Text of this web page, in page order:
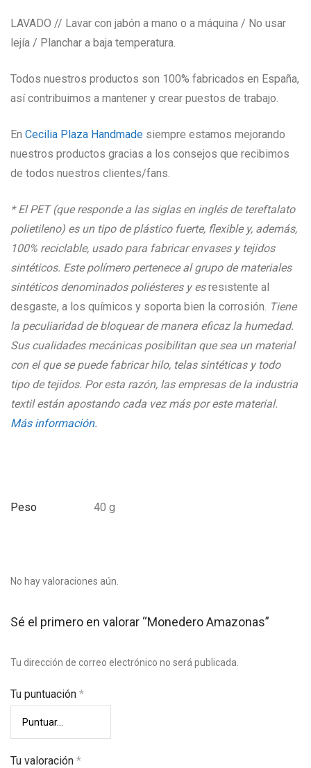
LAVADO // Lavar con jabón a mano o a máquina / No usar
lejía / Planchar a baja temperatura.
Todos nuestros productos son 100% fabricados en España,
así contribuimos a mantener y crear puestos de trabajo.
En Cecilia Plaza Handmade siempre estamos mejorando
nuestros productos gracias a los consejos que recibimos
de todos nuestros clientes/fans.
* El PET (que responde a las siglas en inglés de tereftalato
polietileno) es un tipo de plástico fuerte, flexible y, además,
100% reciclable, usado para fabricar envases y tejidos
sintéticos. Este polímero pertenece al grupo de materiales
sintéticos denominados poliésteres y esresistente al
desgaste, a los químicos y soporta bien la corrosión. Tiene
la peculiaridad de bloquear de manera eficaz la humedad.
Sus cualidades mecánicas posibilitan que sea un material
con el que se puede fabricar hilo, telas sintéticas y todo
tipo de tejidos. Por esta razón, las empresas de la industria
textil estánapostando cada vez más por este material.
Más información.
Peso 40 g
No hay valoraciones aún.
Sé el primero en valorar “Monedero Amazonas”
Tu dirección de correo electrónico no será publicada.
Tu puntuación *
Tu valoración *